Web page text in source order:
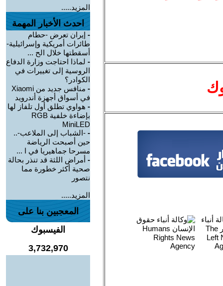
المزيد.....
احدث الأخبار المهمة
- إيران تعرض -حطام
طائرات أمريكية وإسرائيلية-
أسقطتها خلال الح ...
- لماذا احتاجت وزارة الدفاع
الروسية إلى تغييرات في
الكوادر؟
-
منافس جديد من Xiaomi
في أسواق أجهزة أندرويد
- هواوي تطلق أول تلفاز لها
بإضاءة خلفية RGB
MiniLED
- -الشباب إلى الملاعب-..
حين أصبحت الرياضة
مسرحا جماهيريا في ا ...
- أمراض اللثة قد تنذر بحالة
صحية أكثر خطورة مما
نتصور
المزيد.....
المعجبين بنا على
الفيسبوك
3,732,970